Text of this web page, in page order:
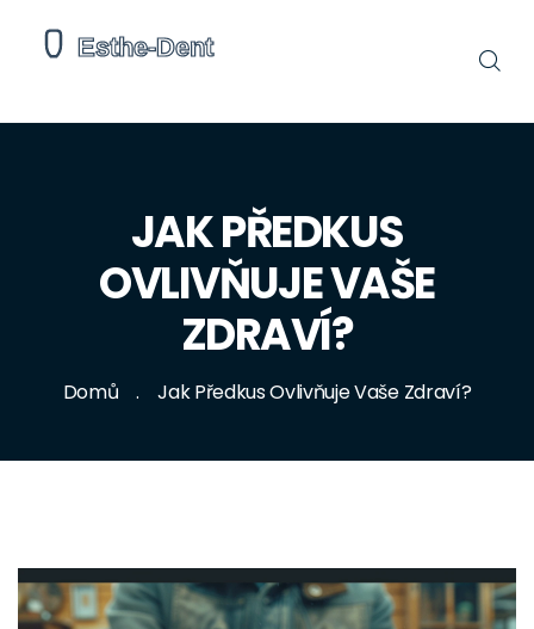
JAK PŘEDKUS
OVLIVŇUJE VAŠE
ZDRAVÍ?
Domů Jak Předkus Ovlivňuje Vaše Zdraví?